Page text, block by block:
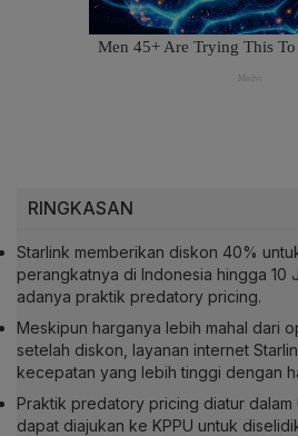
RINGKASAN
Starlink memberikan diskon 40%
perangkatnya di Indonesia hingga 10
adanya praktik predatory pricing.
Meskipun harganya lebih mahal dari
setelah diskon, layanan internet
kecepatan yang lebih tinggi dengan
Praktik predatory pricing diatur
dapat diajukan ke KPPU untuk